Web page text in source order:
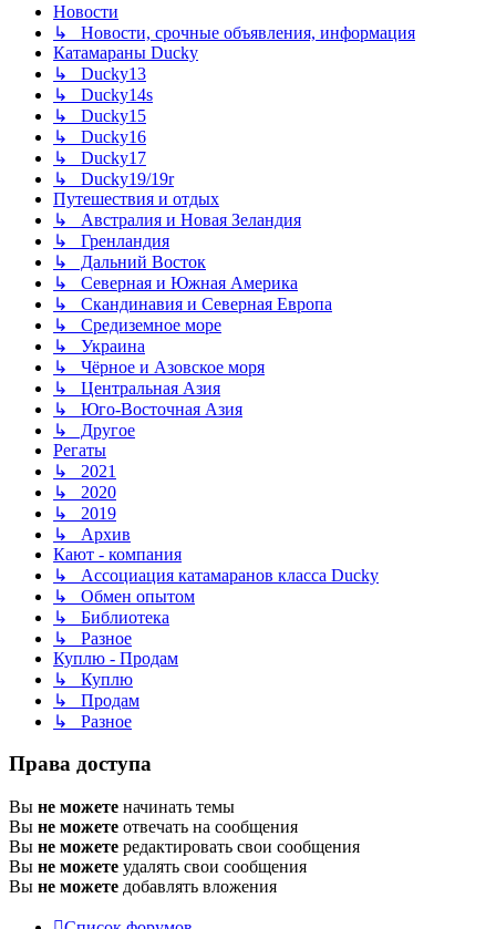
Новости
↳ Новости, срочные объявления, информация
Катамараны Ducky
↳ Ducky13
↳ Ducky14s
↳ Ducky15
↳ Ducky16
↳ Ducky17
↳ Ducky19/19r
Путешествия и отдых
↳ Австралия и Новая Зеландия
↳ Гренландия
↳ Дальний Восток
↳ Северная и Южная Америка
↳ Скандинавия и Северная Европа
↳ Средиземное море
↳ Украина
↳ Чёрное и Азовское моря
↳ Центральная Азия
↳ Юго-Восточная Азия
↳ Другое
Регаты
↳ 2021
↳ 2020
↳ 2019
↳ Архив
Кают - компания
↳ Ассоциация катамаранов класса Ducky
↳ Обмен опытом
↳ Библиотека
↳ Разное
Куплю - Продам
↳ Куплю
↳ Продам
↳ Разное
Права доступа
Вы не можете начинать темы
Вы не можете отвечать на сообщения
Вы не можете редактировать свои сообщения
Вы не можете удалять свои сообщения
Вы не можете добавлять вложения